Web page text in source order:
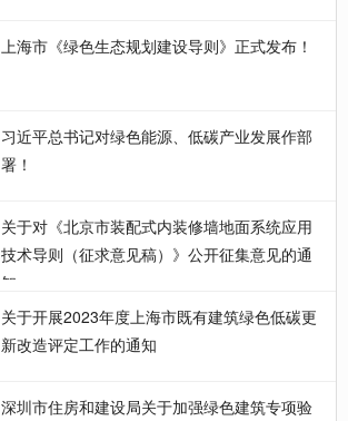
上海市《绿色生态规划建设导则》正式发布！
习近平总书记对绿色能源、低碳产业发展作部
署！
关于对《北京市装配式内装修墙地面系统应用
技术导则（征求意见稿）》公开征集意见的通
知
关于开展2023年度上海市既有建筑绿色低碳更
新改造评定工作的通知
深圳市住房和建设局关于加强绿色建筑专项验